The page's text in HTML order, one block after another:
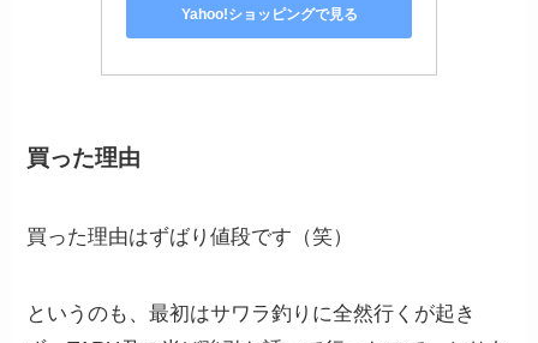
Yahoo!ショッピングで見る
買った理由
買った理由はずばり値段です（笑）
というのも、最初はサワラ釣りに全然行くが起き